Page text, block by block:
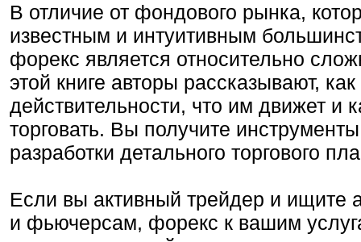
В отличие от фондового рынка,
известным и интуитивным
форекс является относительно
этой книге авторы рассказывают,
действительности, что им движет и
торговать. Вы получите
разработки детального торгового
Если вы активный трейдер и ищите
и фьючерсам, форекс к вашим